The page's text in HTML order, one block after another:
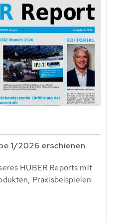
1/2026 erschienen
HUBER Reports mit
Praxisbeispielen